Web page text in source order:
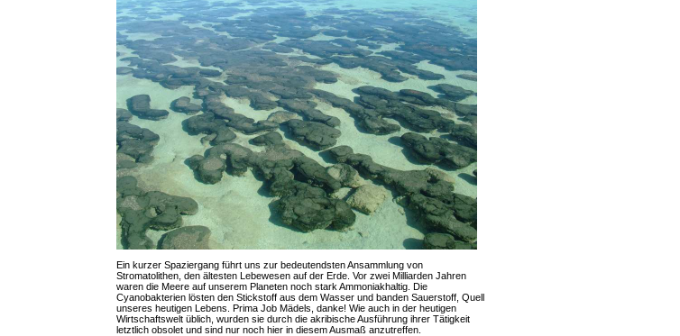
Ein kurzer Spaziergang führt uns zur bedeutendsten Ansammlung von
Stromatolithen, den ältesten Lebewesen auf der Erde. Vor zwei Milliarden Jahren
waren die Meere auf unserem Planeten noch stark Ammoniakhaltig. Die
Cyanobakterien lösten den Stickstoff aus dem Wasser und banden Sauerstoff, Quell
unseres heutigen Lebens. Prima Job Mädels, danke! Wie auch in der heutigen
Wirtschaftswelt üblich, wurden sie durch die akribische Ausführung ihrer Tätigkeit
letztlich obsolet und sind nur noch hier in diesem Ausmaß anzutreffen.